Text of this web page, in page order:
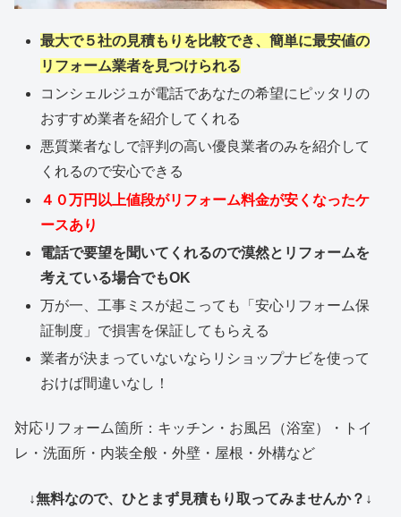
最大で５社の見積もりを比較でき、簡単に最安値の
リフォーム業者を見つけられる
コンシェルジュが電話であなたの希望にピッタリの
おすすめ業者を紹介してくれる
悪質業者なしで評判の高い優良業者のみを紹介して
くれるので安心できる
４０万円以上値段がリフォーム料金が安くなったケ
ースあり
電話で要望を聞いてくれるので漠然とリフォームを
考えている場合でもOK
万が一、工事ミスが起こっても「安心リフォーム保
証制度」で損害を保証してもらえる
業者が決まっていないならリショップナビを使って
おけば間違いなし！
対応リフォーム箇所：キッチン・お風呂（浴室）・トイ
レ・洗面所・内装全般・外壁・屋根・外構など
↓無料なので、ひとまず見積もり取ってみませんか？↓